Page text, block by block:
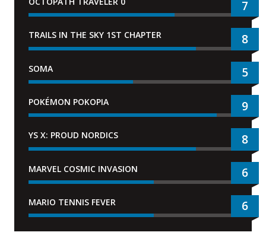
7
TRAILS IN THE SKY 1ST CHAPTER 8
SOMA 5
POKÉMON POKOPIA 9
YS X: PROUD NORDICS 8
MARVEL COSMIC INVASION 6
MARIO TENNIS FEVER 6